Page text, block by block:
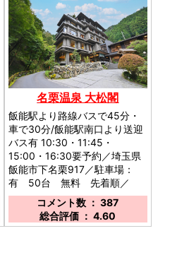
名栗温泉 大松閣
飯能駅より路線バスで45分・
車で30分/飯能駅南口より送迎
バス有 10:30・11:45・
15:00・16:30要予約／埼玉県
飯能市下名栗917／駐車場：
有 50台 無料 先着順／
コメント数 ： 387
総合評価 ： 4.60